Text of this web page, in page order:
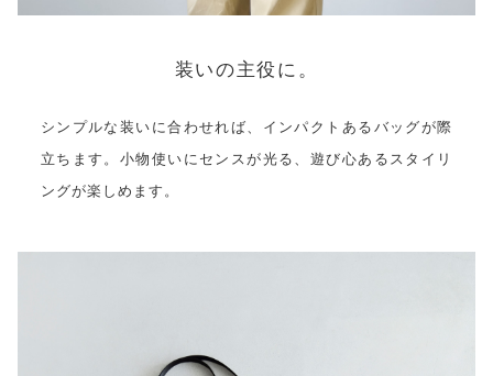
装いの主役に。
シンプルな装いに合わせれば、インパクトあるバッグが際
立ちます。小物使いにセンスが光る、遊び心あるスタイリ
ングが楽しめます。